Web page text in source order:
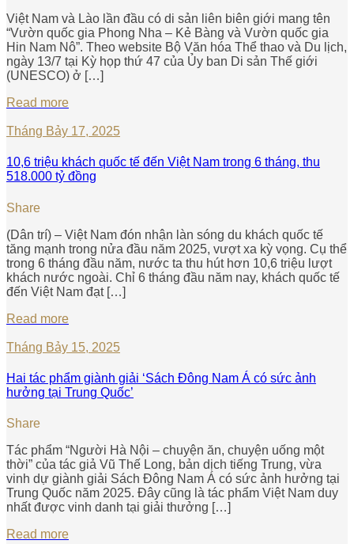
Việt Nam và Lào lần đầu có di sản liên biên giới mang tên
“Vườn quốc gia Phong Nha – Kẻ Bàng và Vườn quốc gia
Hin Nam Nô”. Theo website Bộ Văn hóa Thể thao và Du lịch,
ngày 13/7 tại Kỳ họp thứ 47 của Ủy ban Di sản Thế giới
(UNESCO) ở […]
Read more
Tháng Bảy 17, 2025
10,6 triệu khách quốc tế đến Việt Nam trong 6 tháng, thu
518.000 tỷ đồng
Share
(Dân trí) – Việt Nam đón nhận làn sóng du khách quốc tế
tăng mạnh trong nửa đầu năm 2025, vượt xa kỳ vọng. Cụ thể
trong 6 tháng đầu năm, nước ta thu hút hơn 10,6 triệu lượt
khách nước ngoài. Chỉ 6 tháng đầu năm nay, khách quốc tế
đến Việt Nam đạt […]
Read more
Tháng Bảy 15, 2025
Hai tác phẩm giành giải ‘Sách Đông Nam Á có sức ảnh
hưởng tại Trung Quốc’
Share
Tác phẩm “Người Hà Nội – chuyện ăn, chuyện uống một
thời” của tác giả Vũ Thế Long, bản dịch tiếng Trung, vừa
vinh dự giành giải Sách Đông Nam Á có sức ảnh hưởng tại
Trung Quốc năm 2025. Đây cũng là tác phẩm Việt Nam duy
nhất được vinh danh tại giải thưởng […]
Read more